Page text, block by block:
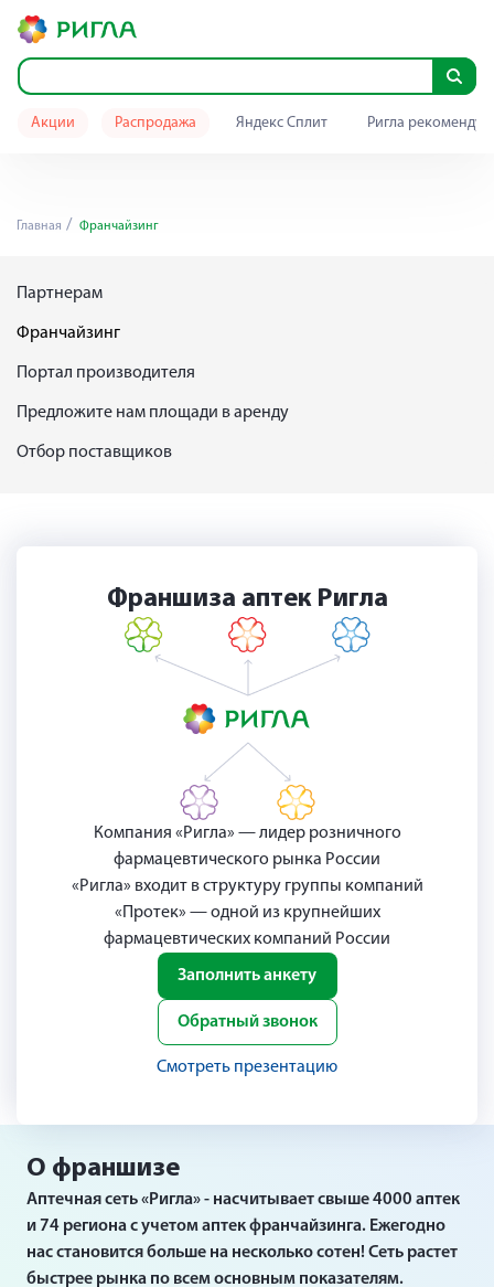
Акции Распродажа Яндекс Сплит Ригла
Главная Франчайзинг
Партнерам
Франчайзинг
Портал производителя
Предложите нам площади в аренду
Отбор поставщиков
Франшиза аптек Ригла
Компания «Ригла» — лидер розничного
фармацевтического рынка России
«Ригла» входит в структуру группы компаний
«Протек» — одной из крупнейших
фармацевтических компаний России
Заполнить анкету
Обратный звонок
Смотреть презентацию
О франшизе
Аптечная сеть «Ригла» - насчитывает свыше 4000 аптек
и 74 региона с учетом аптек франчайзинга. Ежегодно
нас становится больше на несколько сотен! Сеть растет
быстрее рынка по всем основным показателям.